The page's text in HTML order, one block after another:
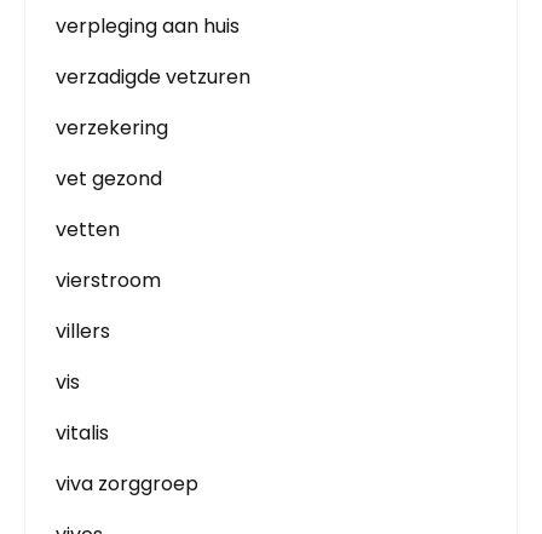
verpleging aan huis
verzadigde vetzuren
verzekering
vet gezond
vetten
vierstroom
villers
vis
vitalis
viva zorggroep